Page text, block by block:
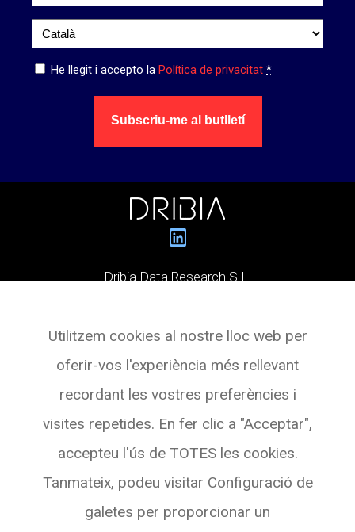
Idioma *
Privacitat*
He llegit i accepto la Política de privacitat *
Subscriu-me al butlletí
Dribia Data Research S.L.
Planta 3 Oficina 4
08007 BARCELONA
Veure a Maps
Utilitzem cookies al nostre lloc web per
oferir-vos l'experiència més rellevant
recordant les vostres preferències i
visites repetides. En fer clic a "Acceptar",
accepteu l'ús de TOTES les cookies.
Tanmateix, podeu visitar Configuració de
galetes per proporcionar un